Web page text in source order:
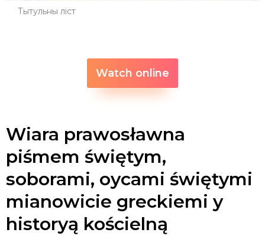
Тытульны ліст
Watch online
Wiara prawosławna
piśmem świętym,
soborami, oycami świętymi
mianowicie greckiemi y
historyą kościelną